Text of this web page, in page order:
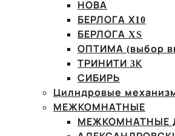
НОВА
БЕРЛОГА Х10
БЕРЛОГА XS
ОПТИМА (выбор
ТРИНИТИ 3К
СИБИРЬ
Цилндровые
МЕЖКОМНАТНЫЕ
МЕЖКОМНАТНЫЕ